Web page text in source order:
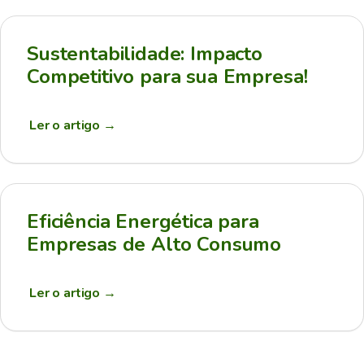
Sustentabilidade: Impacto
Competitivo para sua Empresa!
Ler o artigo →
Eficiência Energética para
Empresas de Alto Consumo
Ler o artigo →